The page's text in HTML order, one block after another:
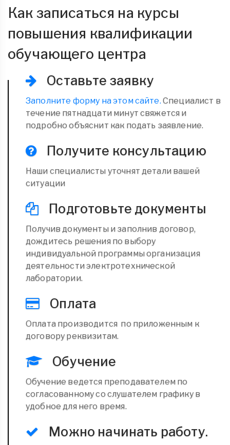
Как записаться на курсы
повышения квалификации
обучающего центра
Оставьте заявку
Заполните форму на этом сайте. Специалист в
течение пятнадцати минут свяжется и
подробно объяснит как подать заявление.
Получите консультацию
Наши специалисты уточнят детали вашей
ситуации
Подготовьте документы
Получив документы и заполнив договор,
дождитесь решения по выбору
индивидуальной программы организация
деятельности электротехнической
лаборатории.
Оплата
Оплата производится по приложенным к
договору реквизитам.
Обучение
Обучение ведется преподавателем по
согласованному со слушателем графику в
удобное для него время.
Можно начинать работу.